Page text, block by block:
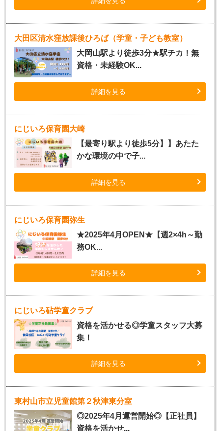
大田区清水窪放課後ひろば（学童・子ども教室）
大岡山駅より徒歩3分★駅チカ！無
資格・未経験OK...
詳細を見る
にじいろ保育園大崎
【最寄り駅より徒歩5分】】あたた
かな環境の中で子...
詳細を見る
にじいろ保育園弥生
★2025年4月OPEN★【週2×4h～勤
務OK...
詳細を見る
にじいろ砧学童クラブ
資格を活かせる◎学童スタッフ大募
集！
詳細を見る
東村山市立児童館第２秋津東分室
◎2025年4月運営開始◎【正社員】
資格を活かせ...